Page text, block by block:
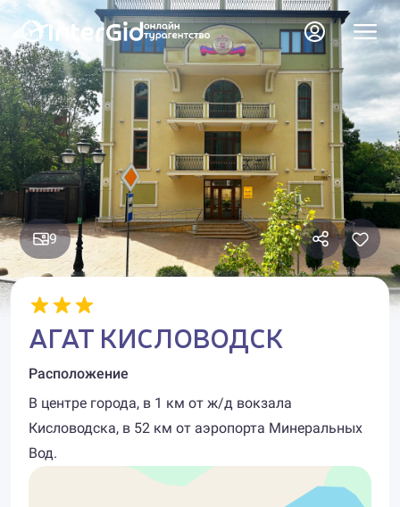
9
АГАТ КИСЛОВОДСК
Расположение
В центре города, в 1 км от ж/д вокзала
Кисловодска, в 52 км от аэропорта Минеральных
Вод.